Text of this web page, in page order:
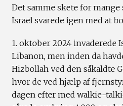
Det samme skete for
Israel svarede igen med at
1. oktober 2024 invaderede
Libanon, men inden da
Hizbollah ved den såkaldte
hvor de ved hjælp af
dagen efter med walkie-